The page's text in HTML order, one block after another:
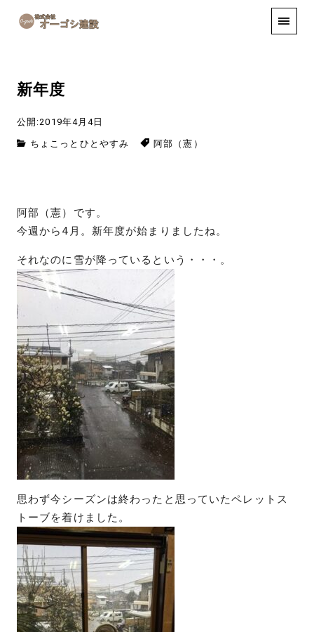
手しごと
新年度
公開:2019年4月4日
ちょこっとひとやすみ 阿部（憲）
阿部（憲）です。
今週から4月。新年度が始まりましたね。
それなのに雪が降っているという・・・。
思わず今シーズンは終わったと思っていたペレットス
トーブを着けました。